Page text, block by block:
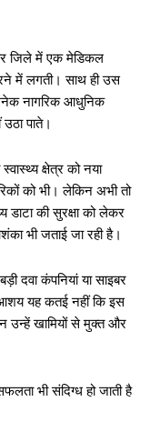
जिले में एक मेडिकल
में लगती। साथ ही उस
नागरिक आधुनिक
पाते।
क्षेत्र को नया
को भी। लेकिन अभी तो
की सुरक्षा को लेकर
भी जताई जा रही है।
दवा कंपनियां या साइबर
यह कतई नहीं कि इस
उन्हें खामियों से मुक्त और
भी संदिग्ध हो जाती है